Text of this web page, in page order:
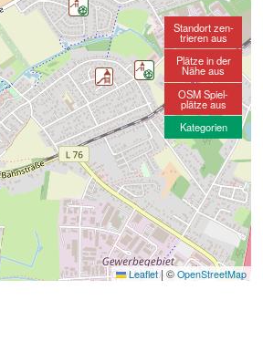
Leaflet | © OpenStreetMap
Standort zen-
trieren aus
Plätze in der
Nähe aus
OSM Spiel-
plätze aus
Kategorien